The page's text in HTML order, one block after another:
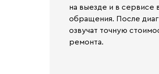
на выезде и в сервисе
обращения. После
озвучат точную
ремонта.